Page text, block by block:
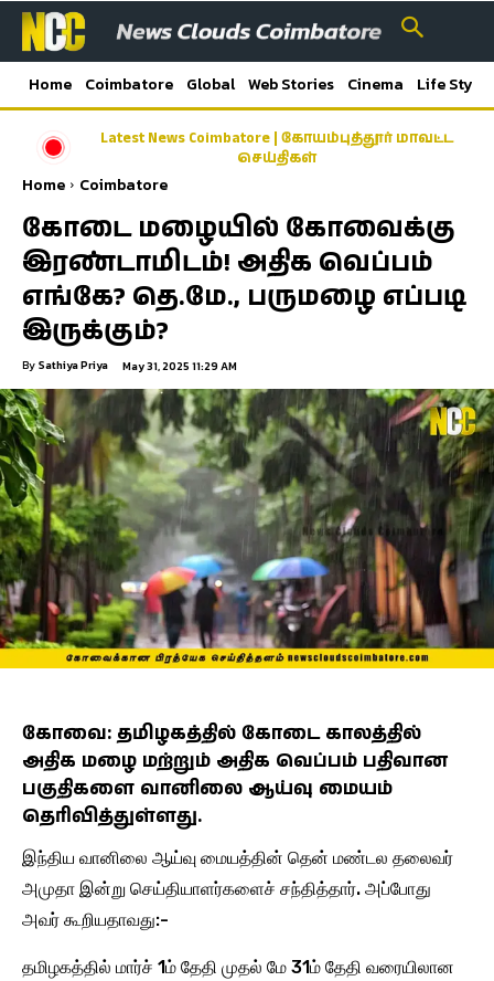
Home Coimbatore Global Web Stories Cinema Life Style
Latest News Coimbatore | கோயம்புத்தூர் மாவட்ட
செய்திகள்
Home Coimbatore
கோடை மழையில் கோவைக்கு
இரண்டாமிடம்! அதிக வெப்பம்
எங்கே? தெ.மே., பருமழை எப்படி
இருக்கும்?
By Sathiya Priya May 31, 2025 11:29 AM
கோவை: தமிழகத்தில் கோடை காலத்தில்
அதிக மழை மற்றும் அதிக வெப்பம் பதிவான
பகுதிகளை வானிலை ஆய்வு மையம்
தெரிவித்துள்ளது.
இந்திய வானிலை ஆய்வு மையத்தின் தென் மண்டல தலைவர்
அமுதா இன்று செய்தியாளர்களைச் சந்தித்தார். அப்போது
அவர் கூறியதாவது:-
தமிழகத்தில் மார்ச் 1ம் தேதி முதல் மே 31ம் தேதி வரையிலான